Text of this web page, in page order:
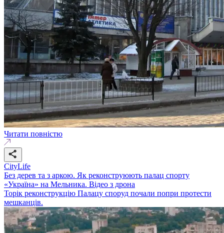
Читати повністю
CityLife
Без дерев та з аркою. Як реконструюють палац спорту
«Україна» на Мельника. Відео з дрона
Торік реконструкцію Палацу споруд почали попри протести
мешканців.